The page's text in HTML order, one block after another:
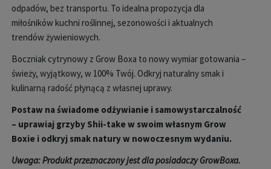
odpadów, bez transportu. To idealna propozycja dla
miłośników kuchni roślinnej, sezonowości i aktualnych
trendów żywieniowych.
Boczniak cytrynowy z Grow Boxa to nowy wymiar gotowania –
świeży, wyjątkowy, w 100% Twój. Odkryj naturalny smak i
kulinarną radość płynącą z własnej uprawy.
Postaw na świadome odżywianie i samowystarczalność
– uprawiaj grzyby Shii-take w swoim własnym Grow
Boxie i odkryj smak natury w nowoczesnym wydaniu.
Uwaga: Produkt przeznaczony jest dla posiadaczy GrowBoxa.